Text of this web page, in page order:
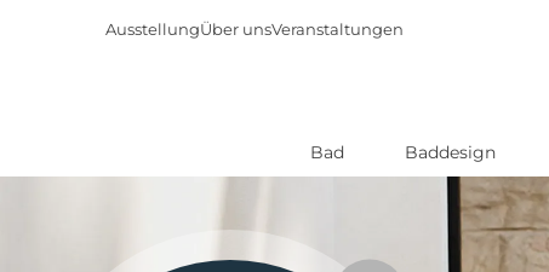
AusstellungÜber unsVeranstaltungen
Bad Baddesign